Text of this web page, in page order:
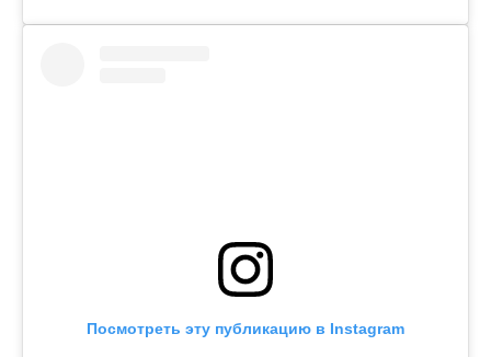
Посмотреть эту публикацию в Instagram